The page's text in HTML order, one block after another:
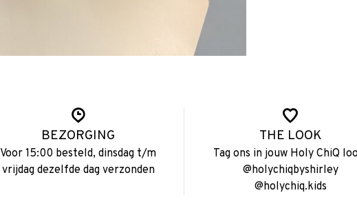
BEZORGING
Voor 15:00 besteld, dinsdag t/m
vrijdag dezelfde dag verzonden
THE LOOK
Tag ons in jouw Holy ChiQ
@holychiqbyshirley
@holychiq.kids